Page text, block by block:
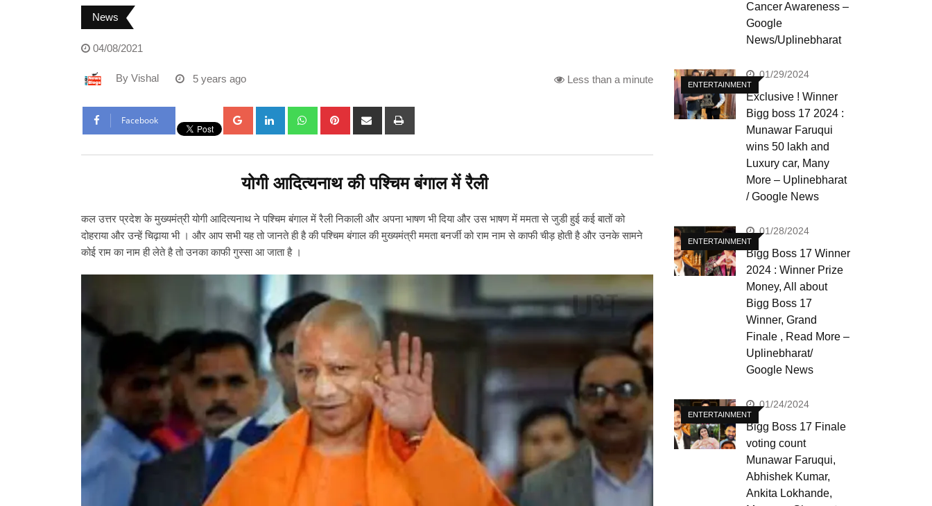
News
04/08/2021
By Vishal 5 years ago Less than a minute
Facebook
Google+ LinkedIn WhatsappPinterest Share
योगी आदित्यनाथ की पश्चिम बंगाल में रैली
कल उत्तर प्रदेश के मुख्यमंत्री योगी आदित्यनाथ ने पश्चिम बंगाल में रैली निकाली और अपना भाषण भी दिया और उस भाषण में ममता से जुडी हुई कई बातों को
दोहराया और उन्हें चिढ़ाया भी । और आप सभी यह तो जानते ही है की पश्चिम बंगाल की मुख्यमंत्री ममता बनर्जी को राम नाम से काफी चीड़ होती है और उनके सामने
कोई राम का नाम ही लेते है तो उनका काफी गुस्सा आ जाता है ।
Cancer Awareness –
Google
News/Uplinebharat
ENTERTAINMENT
01/29/2024
Exclusive ! Winner
Bigg boss 17 2024 :
Munawar Faruqui
wins 50 lakh and
Luxury car, Many
More – Uplinebharat
/ Google News
ENTERTAINMENT
01/28/2024
Bigg Boss 17 Winner
2024 : Winner Prize
Money, All about
Bigg Boss 17
Winner, Grand
Finale , Read More –
Uplinebharat/
Google News
ENTERTAINMENT
01/24/2024
Bigg Boss 17 Finale
voting count
Munawar Faruqui,
Abhishek Kumar,
Ankita Lokhande,